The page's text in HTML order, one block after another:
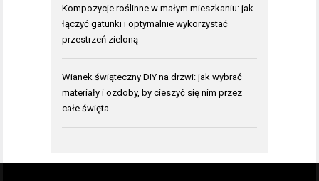
Kompozycje roślinne w małym mieszkaniu: jak
łączyć gatunki i optymalnie wykorzystać
przestrzeń zieloną
Wianek świąteczny DIY na drzwi: jak wybrać
materiały i ozdoby, by cieszyć się nim przez
całe święta